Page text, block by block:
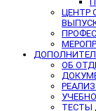
ЦЕНТР
ОБ
ТЕСТЫ